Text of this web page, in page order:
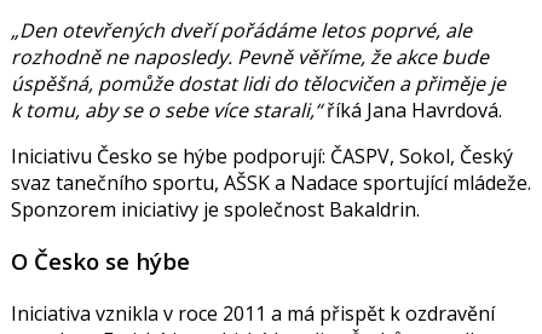
„Den otevřených dveří pořádáme letos poprvé, ale
rozhodně ne naposledy. Pevně věříme, že akce bude
úspěšná, pomůže dostat lidi do tělocvičen a přiměje je
k tomu, aby se o sebe více starali,“říká Jana Havrdová.
Iniciativu Česko se hýbe podporují: ČASPV, Sokol, Český
svaz tanečního sportu, AŠSK a Nadace sportující mládeže.
Sponzorem iniciativy je společnost Bakaldrin.
O Česko se hýbe
Iniciativa vznikla v roce 2011 a má přispět k ozdravění